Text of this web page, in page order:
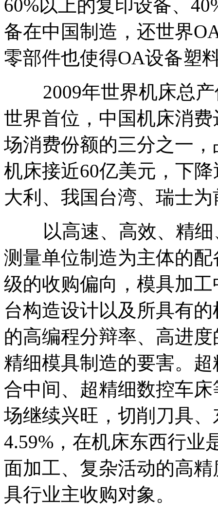
60%以上的复印设备、
备在中国制造，还世界
零部件也使得OA设备塑
2009年世界机床总产
世界首位，中国机床消
场消费份额的三分之一
机床接近60亿美元，下
大利、我国台湾、瑞士
以高速、高效、精细
测量单位制造为主体的
级的收购偏向，模具加
台构造设计以及所具有
的高编程分辩率、高进
精细模具制造的要害。
合中间、超精细数控车
场继续兴旺，切削刀具
4.59%，在机床东西行业
面加工、复杂活动的高
具行业主收购对象。